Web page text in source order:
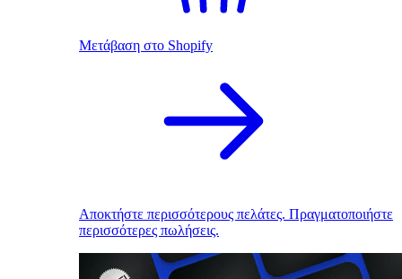
Μετάβαση στο Shopify
Αποκτήστε περισσότερους πελάτες. Πραγματοποιήστε
περισσότερες πωλήσεις.